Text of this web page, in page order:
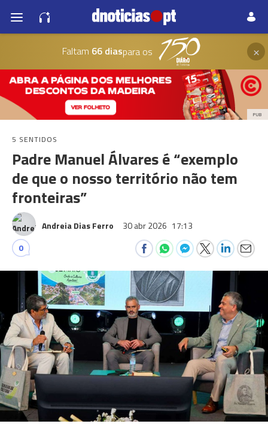
Faltam 66 diaspara os ×
PUB
5 SENTIDOS
Padre Manuel Álvares é “exemplo
de que o nosso território não tem
fronteiras”
Andreia Dias Ferro 30 abr 2026 17:13
0